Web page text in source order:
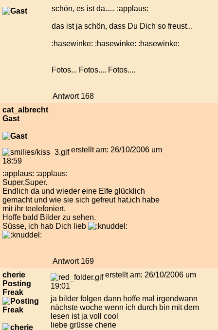
schön, es ist da..... :applaus:
das ist ja schön, dass Du Dich so freust...
:hasewinke: :hasewinke: :hasewinke:
Fotos... Fotos.... Fotos....
Antwort 168
cat_albrecht
Gast
erstellt am: 26/10/2006 um
18:59
:applaus: :applaus:
Super,Super.
Endlich da und wieder eine Elfe glücklich
gemacht und wie sie sich gefreut hat,ich habe
mit ihr teelefoniert.
Hoffe bald Bilder zu sehen.
Süsse, ich hab Dich lieb
Antwort 169
cherie
Posting
Freak
erstellt am: 26/10/2006 um
19:01
ja bilder folgen dann hoffe mal irgendwann
nächste woche wenn ich durch bin mit dem
lesen ist ja voll cool
liebe grüsse cherie